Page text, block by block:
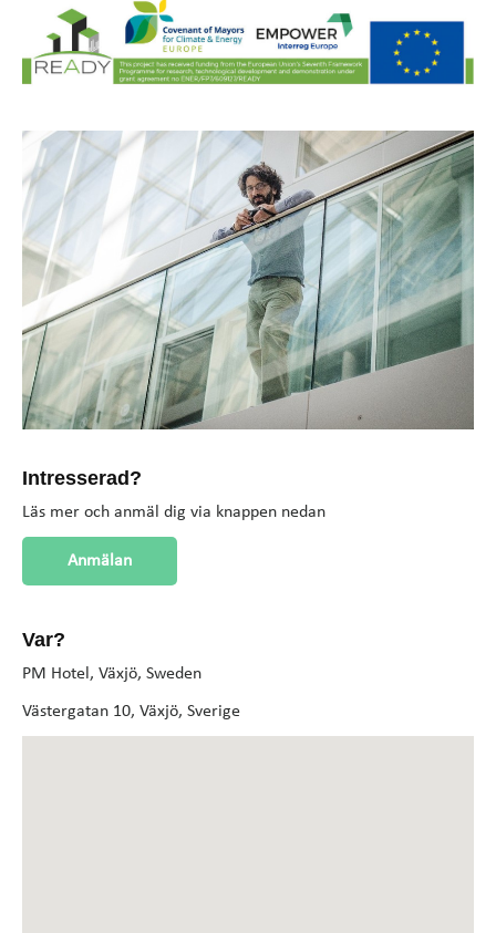
Intresserad?
Läs mer och anmäl dig via knappen nedan
Anmälan
Var?
PM Hotel, Växjö, Sweden
Västergatan 10, Växjö, Sverige